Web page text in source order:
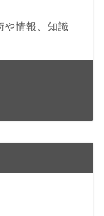
や情報、知識